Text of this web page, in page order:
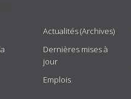
Actualités (Archives)
Dernières mises à
jour
Emplois